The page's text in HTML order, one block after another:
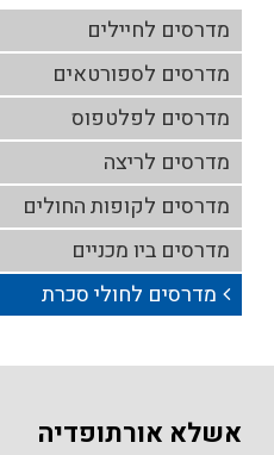
מדרסים לחיילים
מדרסים לספורטאים
מדרסים לפלטפוס
מדרסים לריצה
מדרסים לקופות החולים
מדרסים ביו מכניים
מדרסים לחולי סכרת
אשלא אורתופדיה